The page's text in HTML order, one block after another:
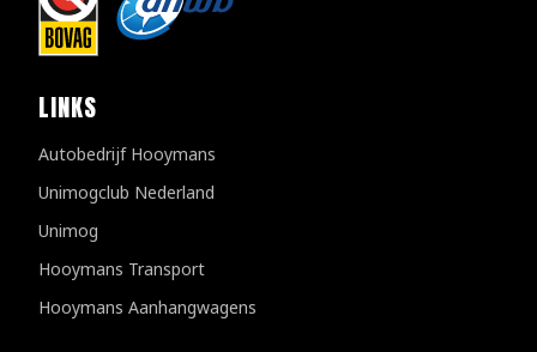
LINKS
Autobedrijf Hooymans
Unimogclub Nederland
Unimog
Hooymans Transport
Hooymans Aanhangwagens